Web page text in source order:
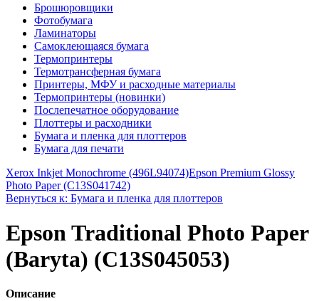
Брошюровщики
Фотобумага
Ламинаторы
Самоклеющаяся бумага
Термопринтеры
Термотрансферная бумага
Принтеры, МФУ и расходные материалы
Термопринтеры (новинки)
Послепечатное оборудование
Плоттеры и расходники
Бумага и пленка для плоттеров
Бумага для печати
Xerox Inkjet Monochrome (496L94074)Epson Premium Glossy
Photo Paper (C13S041742)
Вернуться к: Бумага и пленка для плоттеров
Epson Traditional Photo Paper
(Baryta) (C13S045053)
Описание